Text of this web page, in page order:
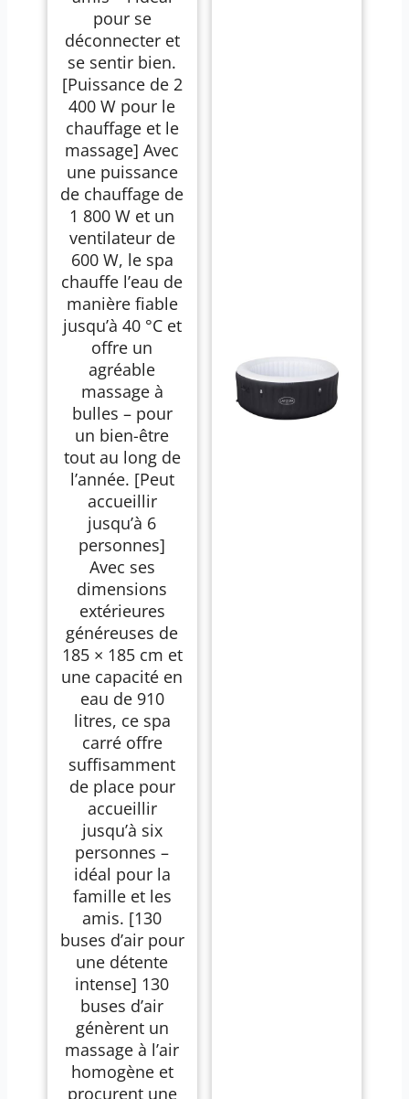
pour se
déconnecter et
se sentir bien.
[Puissance de 2
400 W pour le
chauffage et le
massage] Avec
une puissance
de chauffage de
1 800 W et un
ventilateur de
600 W, le spa
chauffe l’eau de
manière fiable
jusqu’à 40 °C et
offre un
agréable
massage à
bulles – pour
un bien-être
tout au long de
l’année. [Peut
accueillir
jusqu’à 6
personnes]
Avec ses
dimensions
extérieures
généreuses de
185 × 185 cm et
une capacité en
eau de 910
litres, ce spa
carré offre
suffisamment
de place pour
accueillir
jusqu’à six
personnes –
idéal pour la
famille et les
amis. [130
buses d’air pour
une détente
intense] 130
buses d’air
génèrent un
massage à l’air
homogène et
procurent une